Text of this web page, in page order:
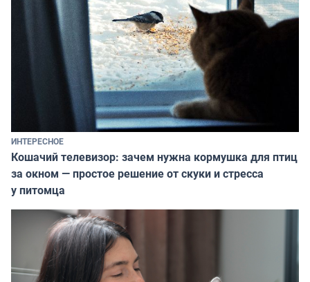
ИНТЕРЕСНОЕ
Кошачий телевизор: зачем нужна кормушка для птиц
за окном — простое решение от скуки и стресса
у питомца